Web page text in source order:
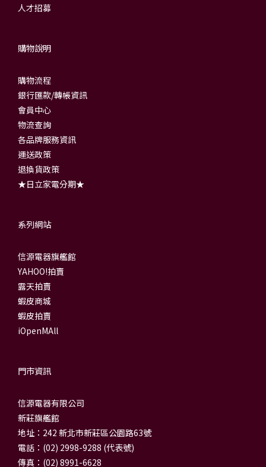
人才招募
購物說明
購物流程
銀行匯款/轉帳資訊
會員中心
物流查詢
各品牌服務資訊
運送政策
退換貨政策
★日立家電分期★
系列網站
信源電器旗艦館
YAHOO!拍賣
露天拍賣
蝦皮商城
蝦皮拍賣
iOpenMAll
門市資訊
信源電器有限公司
新莊旗艦館
地址：242 新北市新莊區公園路63號
電話：(02) 2998-9288 (代表號)
傳真：(02) 8991-6628